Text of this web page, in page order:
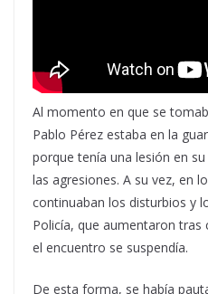
Al momento en que se
Pablo Pérez estaba en la
porque tenía una lesión en
las agresiones. A su vez, en
continuaban los disturbios y
Policía, que aumentaron tras
el encuentro se suspendía.
De esta forma, se había